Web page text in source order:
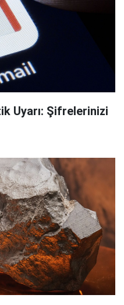
Uyarı: Şifrelerinizi